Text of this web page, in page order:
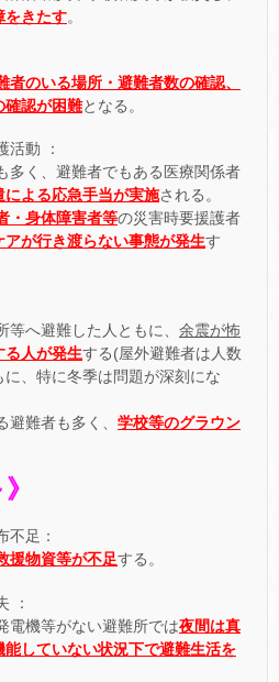
をきたす。
のいる場所・避難者数の確認、
確認が困難となる。
動 ：
多く、避難者でもある医療関係者
による応急手当が実施される。
・身体障害者等の災害時要援護者
が行き渡らない事態が発生す
等へ避難した人ともに、 余震が怖
る人が発生する(屋外避難者は人数
、特に冬季は問題が深刻にな
避難者も多く、 学校等のグラウン
足：
援物資等が不足する。
：
電機等がない避難所では夜間は真
していない状況下で避難生活を